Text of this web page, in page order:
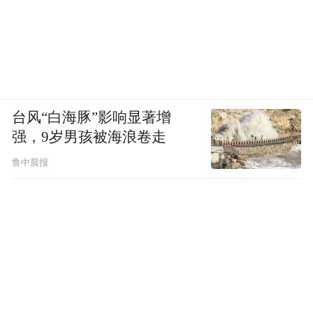
台风“白海豚”影响显著增
强，9岁男孩被海浪卷走
鲁中晨报